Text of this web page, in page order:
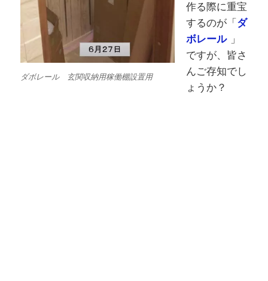
ダボレール 玄関収納用稼働棚設置用
作る際に重宝
するのが「 ダ
ボレール 」
ですが、皆さ
んご存知でし
ょうか？